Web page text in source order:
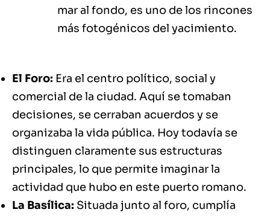
mar al fondo, es uno de los rincones
más fotogénicos del yacimiento.
El Foro: Era el centro político, social y
comercial de la ciudad. Aquí se tomaban
decisiones, se cerraban acuerdos y se
organizaba la vida pública. Hoy todavía se
distinguen claramente sus estructuras
principales, lo que permite imaginar la
actividad que hubo en este puerto romano.
La Basílica: Situada junto al foro, cumplía